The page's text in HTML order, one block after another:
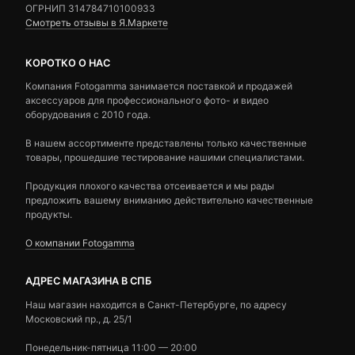
ОГРНИП 314784710100933
Смотреть отзывы в Я.Маркете
КОРОТКО О НАС
Компания Fotogamma занимается поставкой и продажей
аксессуаров для профессионального фото- и видео
оборудования с 2010 года.
В нашем ассортименте представлены только качественные
товары, прошедшие тестирование нашими специалистами.
Продукция плохого качества отсеивается и мы рады
предложить вашему вниманию действительно качественные
продукты.
О компании Fotogamma
АДРЕС МАГАЗИНА В СПБ
Наш магазин находится в Санкт-Петербурге, по адресу
Московский пр., д. 25/1
Понедельник-пятница 11:00 — 20:00